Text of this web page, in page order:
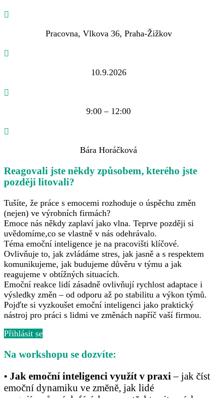
Pracovna, Vlkova 36, Praha-Žižkov
10.9.2026
9:00 – 12:00
Bára Horáčková
Reagovali jste někdy způsobem, kterého jste
později litovali?
Tušíte, že práce s emocemi rozhoduje o úspěchu změn
(nejen) ve výrobních firmách?
Emoce nás někdy zaplaví jako vlna. Teprve později si
uvědomíme,co se vlastně v nás odehrávalo.
Téma emoční inteligence je na pracovišti klíčové.
Ovlivňuje to, jak zvládáme stres, jak jasně a s respektem
komunikujeme, jak budujeme důvěru v týmu a jak
reagujeme v obtížných situacích.
Emoční reakce lidí zásadně ovlivňují rychlost adaptace i
výsledky změn – od odporu až po stabilitu a výkon týmů.
Pojďte si vyzkoušet emoční inteligenci jako praktický
nástroj pro práci s lidmi ve změnách napříč vaší firmou.
Přihlásit se
Na workshopu se dozvíte:
• Jak emoční inteligenci využít v praxi – jak číst
emoční dynamiku ve změně, jak lidé